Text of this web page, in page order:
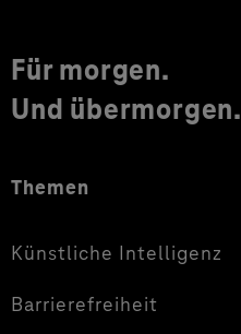
Für morgen.
Und übermorgen.
Themen
Künstliche Intelligenz
Barrierefreiheit